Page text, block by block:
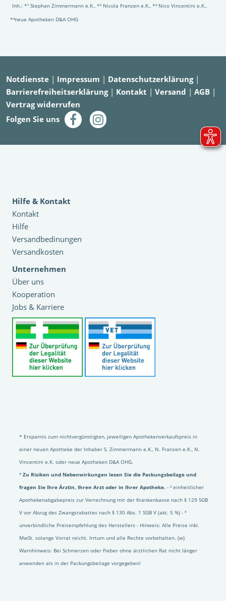
Inh.: *¹ Stephan Zimmermann e.K., *² Nicola Franzen e.K., *³ Nico Vincentini e.K.,
*⁴neue Apotheken D&A OHG
Notdienste | Impressum | Datenschutzerklärung|
Barrierefreiheitserklärung| Kontakt | Versand | AGB |
Vertrag widerrufen
Folgen Sie uns
Hilfe & Kontakt
Kontakt
Hilfe
Versandbedinungen
Versandkosten
Unternehmen
Über uns
Kooperation
Jobs & Karriere
* Ersparnis zum nichtvergünstigten, jeweiligen Apothekenverkaufspreis in
einer neuen Apotheke der Inhaber S. Zimmermann e.K., N. Franzen e.K., N.
Vincentini e.K. oder neue Apotheken D&A OHG.
¹ Zu Risiken und Nebenwirkungen lesen Sie die Packungsbeilage und
fragen Sie Ihre Ärztin, Ihren Arzt oder in Ihrer Apotheke. - ² einheitlicher
Apothekenabgabepreis zur Verrechnung mit der Krankenkasse nach § 129 SGB
V vor Abzug des Zwangsrabattes nach § 130 Abs. 1 SGB V (akt. 5 %) - ³
unverbindliche Preisempfehlung des Herstellers - Hinweis: Alle Preise inkl.
MwSt. solange Vorrat reicht. Irrtum und alle Rechte vorbehalten. (w)
Warnhinweis: Bei Schmerzen oder Fieber ohne ärztlichen Rat nicht länger
anwenden als in der Packungsbeilage vorgegeben!